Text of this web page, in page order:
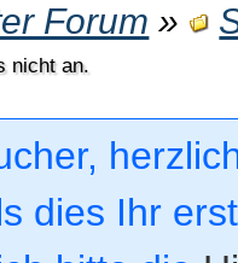
Forum »
nicht an.
dies Ihr